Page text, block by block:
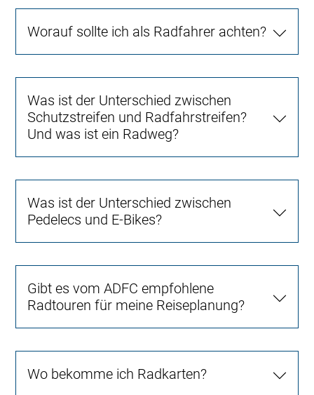
Worauf sollte ich als Radfahrer achten?
Was ist der Unterschied zwischen
Schutzstreifen und Radfahrstreifen?
Und was ist ein Radweg?
Was ist der Unterschied zwischen
Pedelecs und E-Bikes?
Gibt es vom ADFC empfohlene
Radtouren für meine Reiseplanung?
Wo bekomme ich Radkarten?